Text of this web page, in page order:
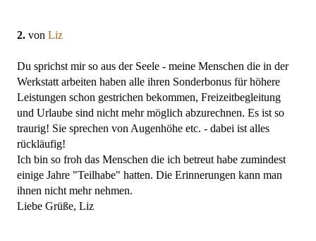
2. von Liz
Du sprichst mir so aus der Seele - meine Menschen die in der
Werkstatt arbeiten haben alle ihren Sonderbonus für höhere
Leistungen schon gestrichen bekommen, Freizeitbegleitung
und Urlaube sind nicht mehr möglich abzurechnen. Es ist so
traurig! Sie sprechen von Augenhöhe etc. - dabei ist alles
rückläufig!
Ich bin so froh das Menschen die ich betreut habe zumindest
einige Jahre "Teilhabe" hatten. Die Erinnerungen kann man
ihnen nicht mehr nehmen.
Liebe Grüße, Liz